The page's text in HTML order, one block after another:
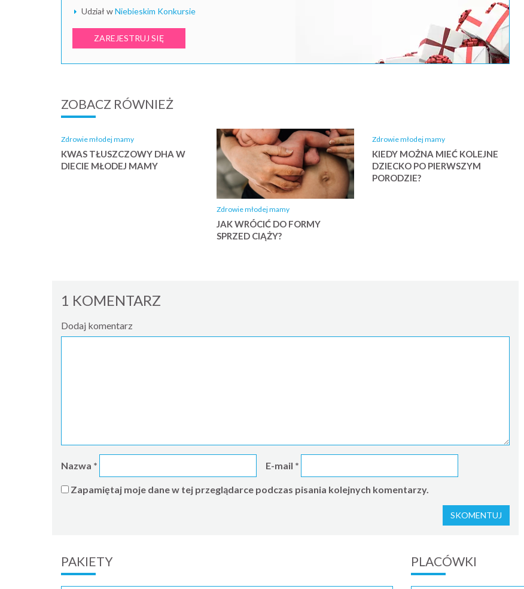
Udział wNiebieskim Konkursie
ZAREJESTRUJ SIĘ
ZOBACZ RÓWNIEŻ
Zdrowie młodej mamy
KWAS TŁUSZCZOWY DHA W
DIECIE MŁODEJ MAMY
Zdrowie młodej mamy
JAK WRÓCIĆ DO FORMY
SPRZED CIĄŻY?
Zdrowie młodej mamy
KIEDY MOŻNA MIEĆ KOLEJNE
DZIECKO PO PIERWSZYM
PORODZIE?
1 KOMENTARZ
Dodaj komentarz
Nazwa * E-mail *
Zapamiętaj moje dane w tej przeglądarce podczas pisania kolejnych komentarzy.
PAKIETY PLACÓWKI